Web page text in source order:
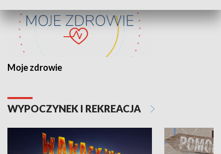
Moje zdrowie
WYPOCZYNEK I REKREACJA